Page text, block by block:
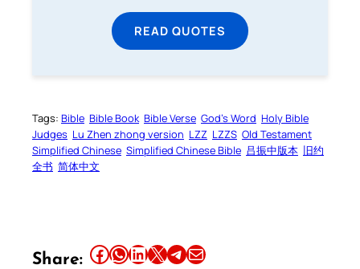
READ QUOTES
Tags: Bible Bible Book Bible Verse God’s Word Holy Bible
Judges Lu Zhen zhong version LZZ LZZS Old Testament
Simplified Chinese Simplified Chinese Bible 吕振中版本 旧约
全书 简体中文
Share: Share this article on Facebook Share this article on WhatsApp Share this article on LinkedIn Share this article on X Share this article on TelegramEmail this Article